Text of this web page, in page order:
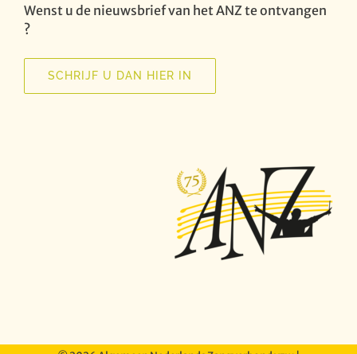
Wenst u de nieuwsbrief van het ANZ te ontvangen
?
SCHRIJF U DAN HIER IN